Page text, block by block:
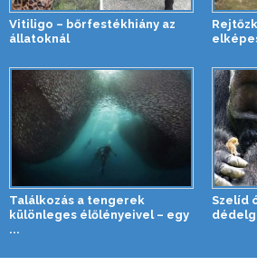
Vitiligo – bőrfestékhiány az
állatoknál
Találkozás a tengerek
különleges élőlényeivel – egy
...
Szelíd